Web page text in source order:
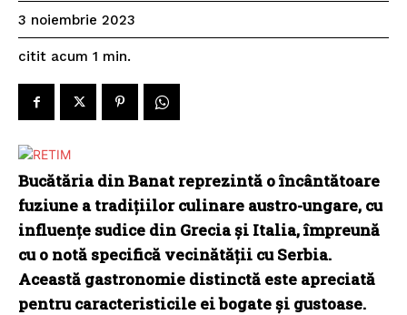
3 noiembrie 2023
citit acum 1 min.
Bucătăria din Banat reprezintă o încântătoare
fuziune a tradițiilor culinare austro-ungare, cu
influențe sudice din Grecia și Italia, împreună
cu o notă specifică vecinătății cu Serbia.
Această gastronomie distinctă este apreciată
pentru caracteristicile ei bogate și gustoase.